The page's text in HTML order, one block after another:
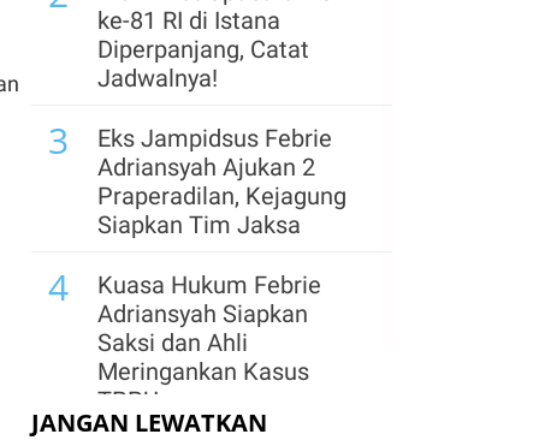
ke-81 RI di Istana
Diperpanjang, Catat
Jadwalnya!
3
Eks Jampidsus Febrie
Adriansyah Ajukan 2
Praperadilan, Kejagung
Siapkan Tim Jaksa
4
Kuasa Hukum Febrie
Adriansyah Siapkan
Saksi dan Ahli
Meringankan Kasus
TPPU
JANGAN LEWATKAN